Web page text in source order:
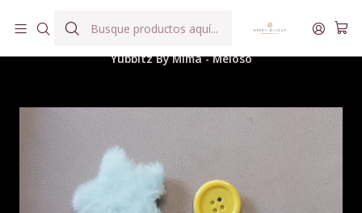
Yubbitz By Mima - Meloso